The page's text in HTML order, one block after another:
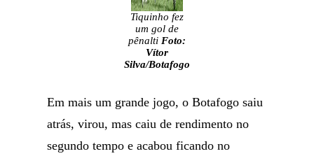
Tiquinho fez
um gol de
pênalti Foto:
Vítor
Silva/Botafogo
Em mais um grande jogo, o Botafogo saiu
atrás, virou, mas caiu de rendimento no
segundo tempo e acabou ficando no